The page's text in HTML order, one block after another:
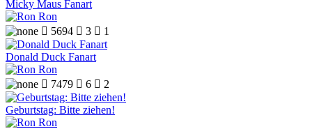
Micky Maus Fanart
Ron
 5694  3  1
Donald Duck Fanart
Ron
 7479  6  2
Geburtstag: Bitte ziehen!
Ron